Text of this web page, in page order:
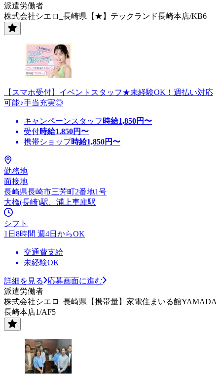
派遣労働者
株式会社シエロ_長崎県【★】テックランド長崎本店/KB6
【スマホ受付】イベントスタッフ★未経験OK！週払い対応
可能♪手当充実◎
キャンペーンスタッフ 時給1,850円〜
受付時給1,850円〜
携帯ショップ時給1,850円〜
勤務地
面接地
長崎県長崎市三芳町2番地1号
大橋(長崎)駅、浦上車庫駅
シフト
1日8時間 週4日からOK
交通費支給
未経験OK
詳細を見る
応募画面に進む
派遣労働者
株式会社シエロ_長崎県【携帯量】家電住まいる館YAMADA
長崎本店1/AF5